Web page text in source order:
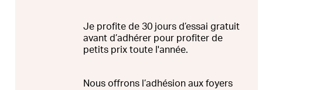
Je profite de 30 jours d’essai gratuit
avant d’adhérer pour profiter de
petits prix toute l'année.
Nous offrons l’adhésion aux foyers